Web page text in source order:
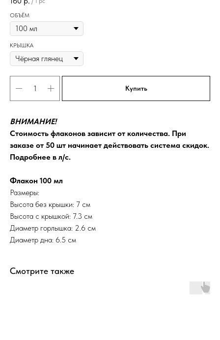
ОБЪЁМ
КРЫШКА
Купить
ВНИМАНИЕ!
Стоимость флаконов зависит от количества. При
заказе от 50 шт начинает действовать система скидок.
Подробнее в л/с.
Флакон 100 мл
Размеры:
Высота без крышки: 7 см
Высота с крышкой: 7.3 см
Диаметр горлышка: 2.6 см
Диаметр дна: 6.5 см
Смотрите также